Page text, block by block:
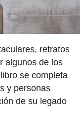
retratos
algunos de los
se completa
y personas
de su legado